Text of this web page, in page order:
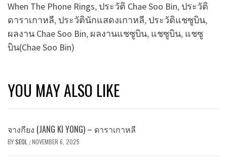
When The Phone Rings, ประวัติ Chae Soo Bin, ประวัติ
ดาราเกาหลี, ประวัตินักแสดงเกาหลี, ประวัติแชซูบิน,
ผลงาน Chae Soo Bin, ผลงานแชซูบิน, แชซูบิน, แชซู
บิน(Chae Soo Bin)
YOU MAY ALSO LIKE
จางกียง (JANG KI YONG) – ดาราเกาหลี
BYSEOL /NOVEMBER 6, 2025